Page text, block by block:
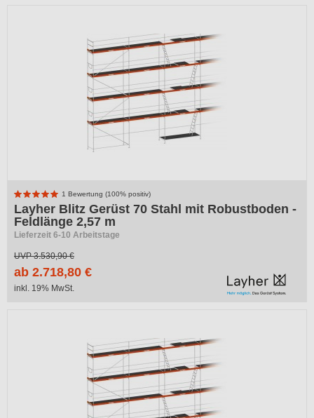
1 Bewertung (100% positiv)
Layher Blitz Gerüst 70 Stahl mit Robustboden -
Feldlänge 2,57 m
Lieferzeit 6-10 Arbeitstage
UVP3.530,90 €
ab 2.718,80 €
inkl. 19% MwSt.